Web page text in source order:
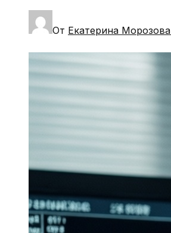
От Екатерина Морозова